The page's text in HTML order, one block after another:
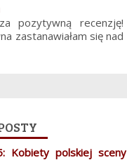
pozytywną recenzję!
zastanawiałam się nad
Kobiety polskiej sceny